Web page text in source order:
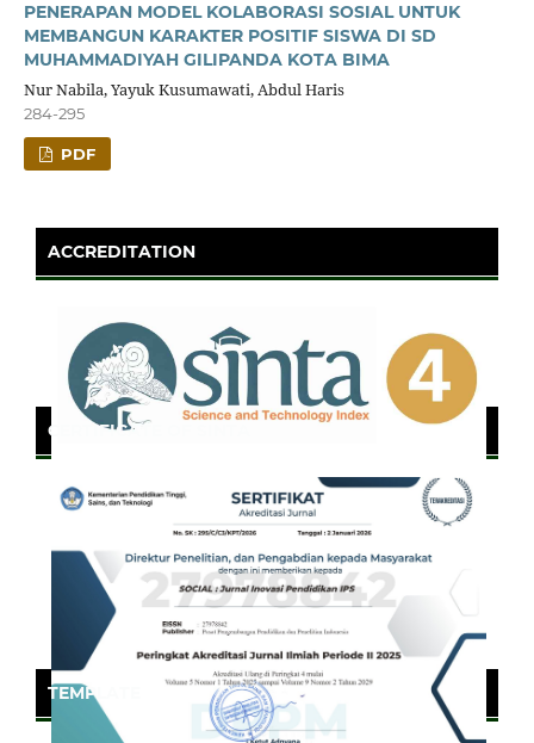
PENERAPAN MODEL KOLABORASI SOSIAL UNTUK
MEMBANGUN KARAKTER POSITIF SISWA DI SD
MUHAMMADIYAH GILIPANDA KOTA BIMA
Nur Nabila, Yayuk Kusumawati, Abdul Haris
284-295
PDF
ACCREDITATION
CERTIFICATE OF SINTA
TEMPLATE